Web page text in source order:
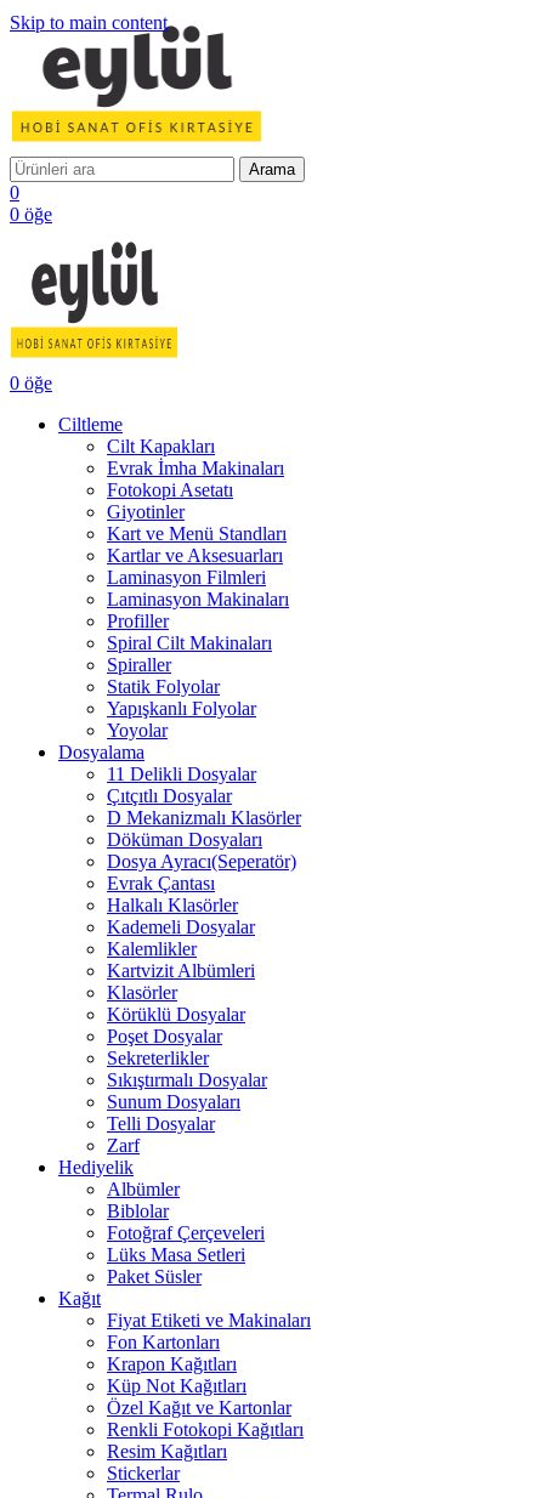
Skip to main content
Arama
0
0 öğe
0 öğe
Ciltleme
Cilt Kapakları
Evrak İmha Makinaları
Fotokopi Asetatı
Giyotinler
Kart ve Menü Standları
Kartlar ve Aksesuarları
Laminasyon Filmleri
Laminasyon Makinaları
Profiller
Spiral Cilt Makinaları
Spiraller
Statik Folyolar
Yapışkanlı Folyolar
Yoyolar
Dosyalama
11 Delikli Dosyalar
Çıtçıtlı Dosyalar
D Mekanizmalı Klasörler
Döküman Dosyaları
Dosya Ayracı(Seperatör)
Evrak Çantası
Halkalı Klasörler
Kademeli Dosyalar
Kalemlikler
Kartvizit Albümleri
Klasörler
Körüklü Dosyalar
Poşet Dosyalar
Sekreterlikler
Sıkıştırmalı Dosyalar
Sunum Dosyaları
Telli Dosyalar
Zarf
Hediyelik
Albümler
Biblolar
Fotoğraf Çerçeveleri
Lüks Masa Setleri
Paket Süsler
Kağıt
Fiyat Etiketi ve Makinaları
Fon Kartonları
Krapon Kağıtları
Küp Not Kağıtları
Özel Kağıt ve Kartonlar
Renkli Fotokopi Kağıtları
Resim Kağıtları
Stickerlar